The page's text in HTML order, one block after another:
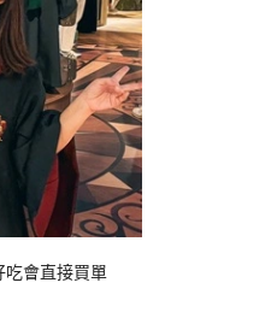
吃會直接買單